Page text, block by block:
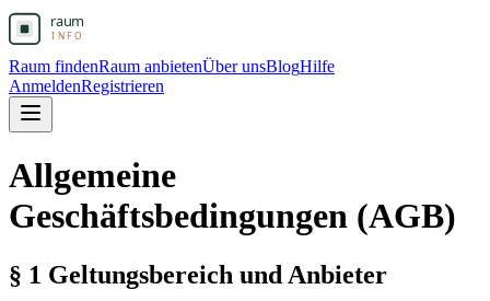
Raum findenRaum anbietenÜber unsBlogHilfe
AnmeldenRegistrieren
Allgemeine
Geschäftsbedingungen (AGB)
§ 1 Geltungsbereich und Anbieter